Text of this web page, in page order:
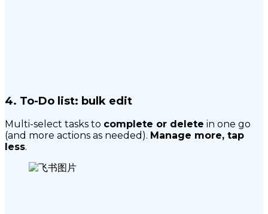
4. To-Do list: bulk edit
Multi-select tasks to complete or delete in one go
(and more actions as needed). Manage more, tap
less.